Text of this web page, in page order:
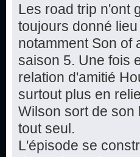
Les road trip n'ont
toujours donné
notamment Son of
saison 5. Une fois
relation d'amitié
surtout plus en
Wilson sort de
tout seul.
L'épisode se